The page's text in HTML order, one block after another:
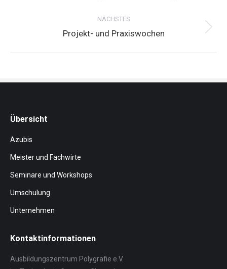
NÄCHSTES
Next
Projekt- und Praxiswochen
Übersicht
Azubis
Meister und Fachwirte
Seminare und Workshops
Umschulung
Unternehmen
Kontaktinformationen
Ausbildungszentrum Polygrafie e.V.